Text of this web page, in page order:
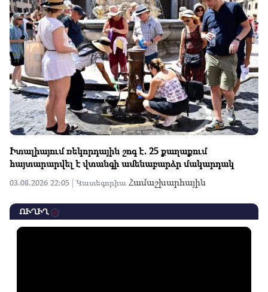
Իտալիայում ռեկորդային շոգ է․ 25 քաղաքում
հայտարարվել է վտանգի ամենաբարձր մակարդակ
03.08.2026 22:05 | Կատեգորիա Համաշխարհային
ՈՒՂԻՂ